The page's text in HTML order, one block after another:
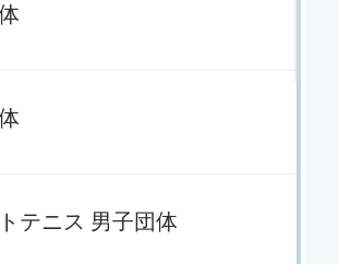
テニス 男子団体